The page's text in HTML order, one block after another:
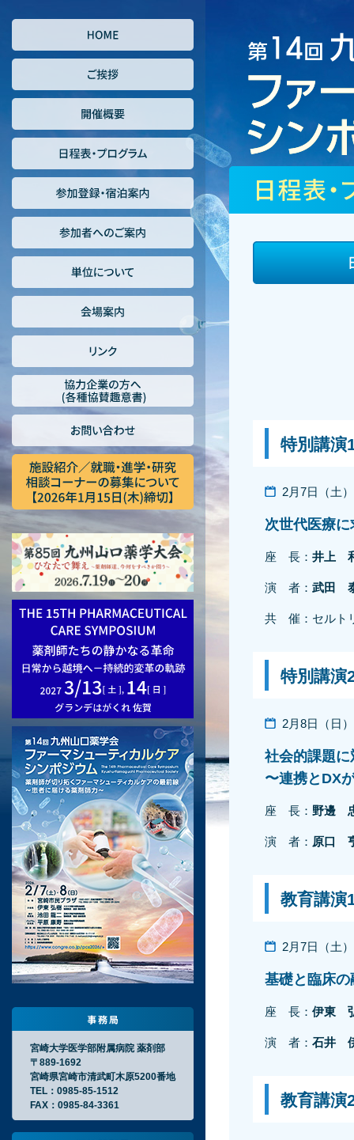
宮崎大学医学部附属病院 薬剤部
〒889-1692
宮崎県宮崎市清武町木原5200番地
TEL：0985-85-1512
FAX：0985-84-3361
特別講演
2月7日（土
次世代医療
座 長： 井上
演 者： 武田
共 催：セルト
特別講演
2月8日（日
社会的課題
〜連携とDX
座 長： 野邊
演 者： 原口
教育講演
2月7日（土
基礎と臨床
座 長： 伊東
演 者： 石井
教育講演